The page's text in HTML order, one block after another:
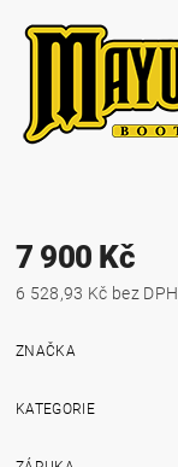
7 900 Kč
6 528,93 Kč bez DPH
ZNAČKA
KATEGORIE